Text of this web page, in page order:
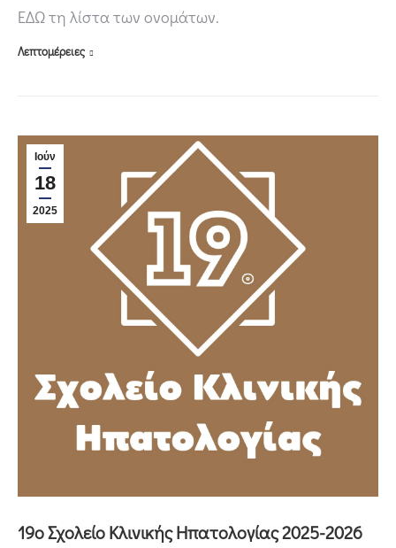
ΕΔΩ τη λίστα των ονομάτων.
Λεπτομέρειες
Ιούν
18
2025
19ο Σχολείο Κλινικής Ηπατολογίας 2025-2026